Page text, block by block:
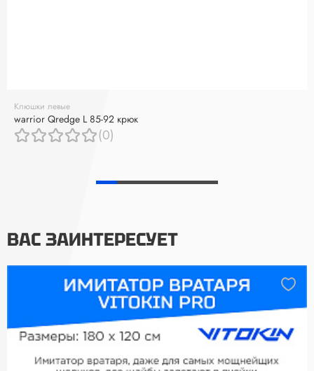
Клюшки левые
warrior Qredge L 85-92 крюк
(0)
ВАС ЗАИНТЕРЕСУЕТ